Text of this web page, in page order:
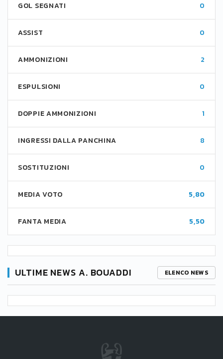
GOL SEGNATI 0
ASSIST 0
AMMONIZIONI 2
ESPULSIONI 0
DOPPIE AMMONIZIONI 1
INGRESSI DALLA PANCHINA 8
SOSTITUZIONI 0
MEDIA VOTO 5,80
FANTA MEDIA 5,50
ULTIME NEWS A. BOUADDI ELENCO NEWS